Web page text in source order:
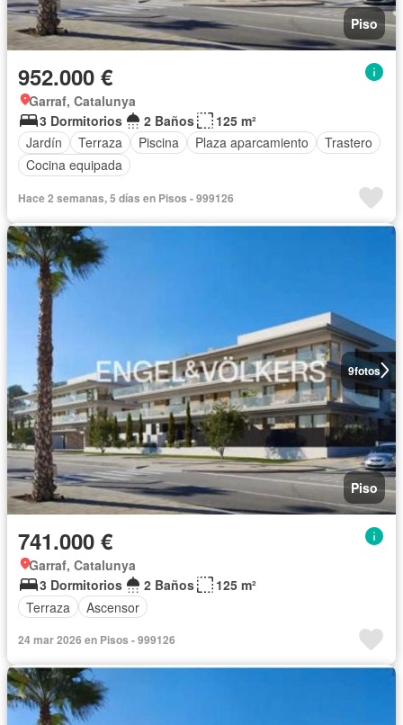
Piso
952.000 €
Garraf, Catalunya
3 Dormitorios
2 Baños
125 m²
Jardín
Terraza Piscina Plaza aparcamiento
Trastero
Cocina equipada
Hace 2 semanas, 5 días en Pisos - 999126
9fotos
Piso
741.000 €
Garraf, Catalunya
3 Dormitorios
2 Baños
125 m²
Terraza
Ascensor
24 mar 2026 en Pisos - 999126